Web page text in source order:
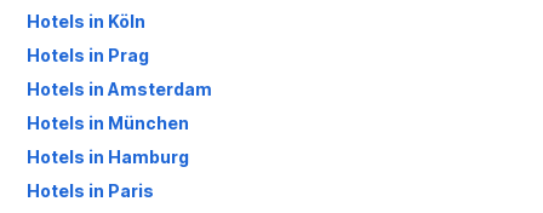
Hotels in Köln
Hotels in Prag
Hotels in Amsterdam
Hotels in München
Hotels in Hamburg
Hotels in Paris